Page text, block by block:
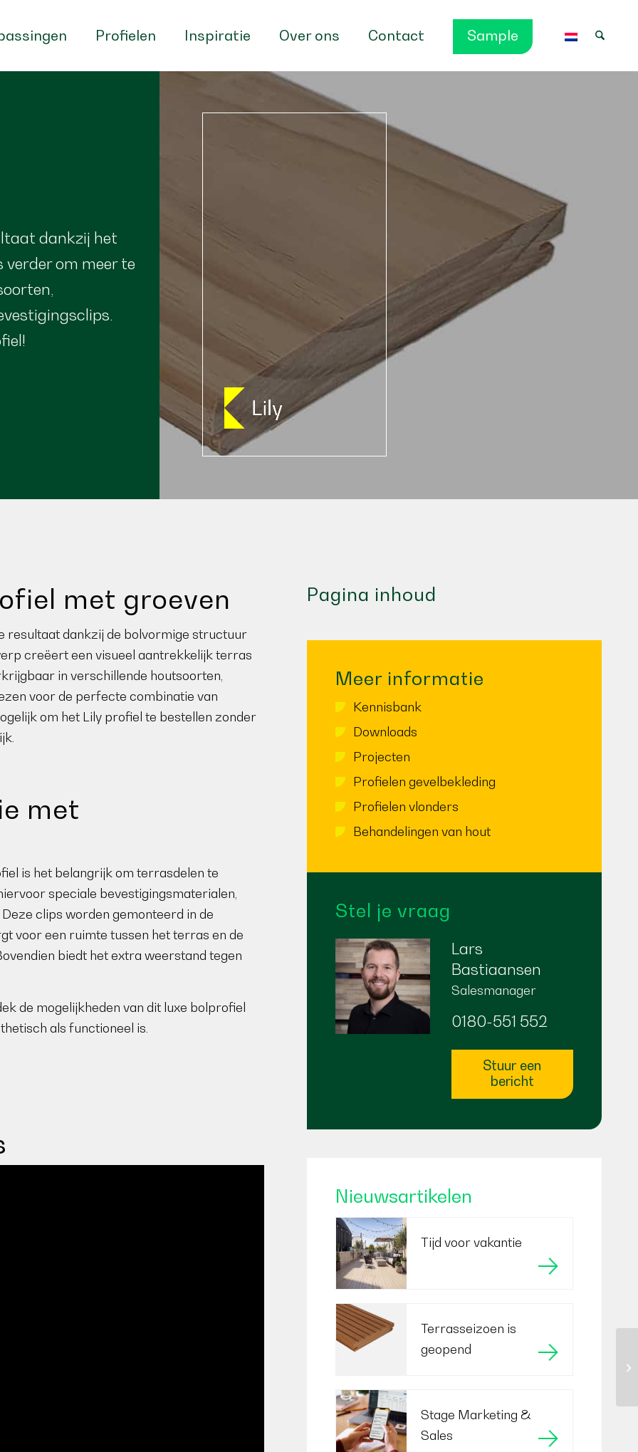
Profielen Inspiratie Over ons Contact Sample
dankzij het
verder om meer te
met groeven
resultaat dankzij de bolvormige structuur
creëert een visueel aantrekkelijk terras
in verschillende houtsoorten,
voor de perfecte combinatie van
om het Lily profiel te bestellen zonder
met
is het belangrijk om terrasdelen te
speciale bevestigingsmaterialen,
clips worden gemonteerd in de
voor een ruimte tussen het terras en de
biedt het extra weerstand tegen
de mogelijkheden van dit luxe bolprofiel
als functioneel is.
Pagina inhoud
Meer informatie
Kennisbank
Downloads
Projecten
Profielen gevelbekleding
Profielen vlonders
Behandelingen van hout
Stel je vraag
Lars
Bastiaansen
Salesmanager
0180-551 552
Stuur een
bericht
Nieuwsartikelen
Tijd voor vakantie
Terrasseizoen is
geopend
Stage Marketing &
Sales